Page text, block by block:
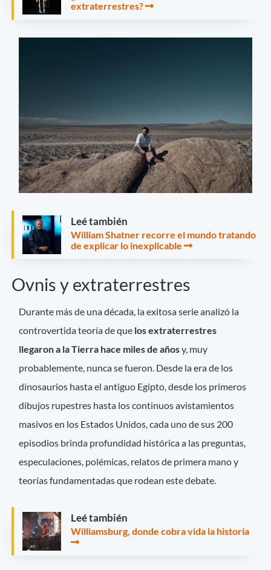
extraterrestres?
Leé también
William Shatner recorre el mundo tratando
de explicar lo inexplicable
Ovnis y extraterrestres
Durante más de una década, la exitosa serie analizó la
controvertida teoría de que los extraterrestres
llegaron a la Tierra hace miles de añosy, muy
probablemente, nunca se fueron. Desde la era de los
dinosaurios hasta el antiguo Egipto, desde los primeros
dibujos rupestres hasta los continuos avistamientos
masivos en los Estados Unidos, cada uno de sus 200
episodios brinda profundidad histórica a las preguntas,
especulaciones, polémicas, relatos de primera mano y
teorías fundamentadas que rodean este debate.
Leé también
Williamsburg, donde cobra vida la historia